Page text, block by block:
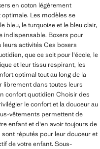
en coton légèrement
Les modèles se
bleu, le turquoise et le bleu clair,
indispensable. Boxers pour
activités Ces boxers
que ce soit pour l'école, le
et leur tissu respirant, les
optimal tout au long de la
librement dans toutes leurs
confort quotidien Choisir des
le confort et la douceur au
vêtements permettent de
enfant et d'en avoir toujours de
réputés pour leur douceur et
de votre enfant. Sous-